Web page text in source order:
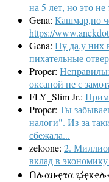
на 5 лет, но это
Gena: Кашмар,но
https://
Gena: Ну да,у них
пихательные
Proper:
оксаной не с
FLY_Slim Jr.:
Proper: Ты
налоги". Из-за
сбежала...
zeloone: 2.
вклад в
Ոሉαዙҿτα